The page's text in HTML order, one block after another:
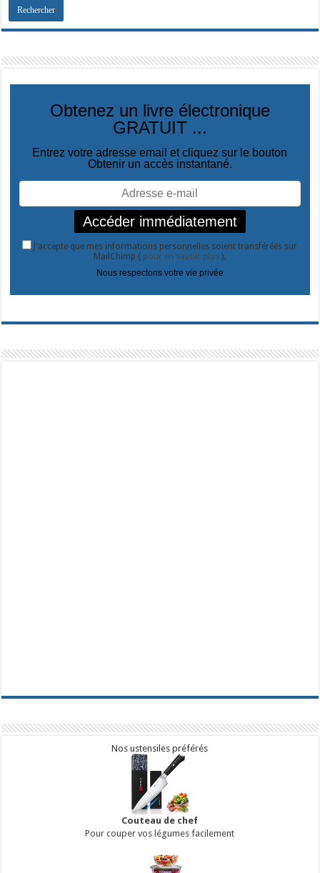
Obtenez un livre électronique
GRATUIT ...
Entrez votre adresse email et cliquez sur le bouton
Obtenir un accès instantané.
J'accepte que mes informations personnelles soient transférées sur
MailChimp ( pour en savoir plus).
Nous respectons votre vie privée
Nos ustensiles préférés
Couteau de chef
Pour couper vos légumes facilement